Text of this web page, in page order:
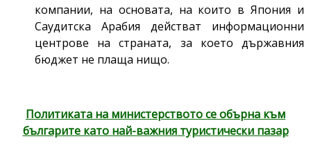
компании, на основата, на които в Япония и
Саудитска Арабия действат информационни
центрове на страната, за което държавния
бюджет не плаща нищо.
Политиката на министерството се обърна към
българите като най-важния туристически пазар